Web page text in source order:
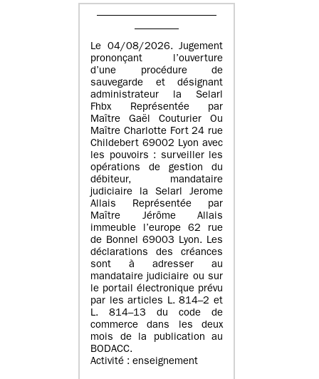
Le 04/08/2026. Jugement
prononçant l’ouverture
d’une procédure de
sauvegarde et désignant
administrateur la Selarl
Fhbx Représentée par
Maître Gaël Couturier Ou
Maître Charlotte Fort 24 rue
Childebert 69002 Lyon avec
les pouvoirs : surveiller les
opérations de gestion du
débiteur, mandataire
judiciaire la Selarl Jerome
Allais Représentée par
Maître Jérôme Allais
immeuble l’europe 62 rue
de Bonnel 69003 Lyon. Les
déclarations des créances
sont à adresser au
mandataire judiciaire ou sur
le portail électronique prévu
par les articles L. 814–2 et
L. 814–13 du code de
commerce dans les deux
mois de la publication au
BODACC.
Activité : enseignement